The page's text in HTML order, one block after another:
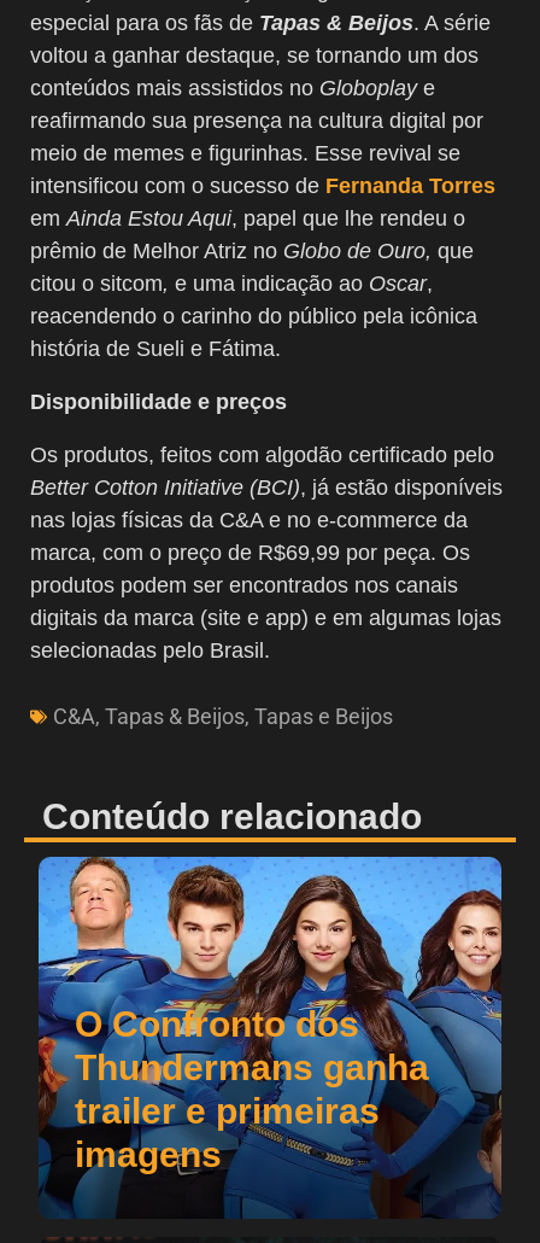
especial para os fãs de Tapas & Beijos. A série
voltou a ganhar destaque, se tornando um dos
conteúdos mais assistidos no Globoplaye
reafirmando sua presença na cultura digital por
meio de memes e figurinhas. Esse revival se
intensificou com o sucesso de Fernanda Torres
emAinda Estou Aqui, papel que lhe rendeu o
prêmio de Melhor Atriz no Globo de Ouro, que
citou o sitcom, e uma indicação ao Oscar,
reacendendo o carinho do público pela icônica
história de Sueli e Fátima.
Disponibilidade e preços
Os produtos, feitos com algodão certificado pelo
Better Cotton Initiative (BCI), já estão disponíveis
nas lojas físicas da C&A e no e-commerce da
marca, com o preço de R$69,99 por peça. Os
produtos podem ser encontrados nos canais
digitais da marca (site e app) e em algumas lojas
selecionadas pelo Brasil.
C&A, Tapas & Beijos, Tapas e Beijos
Conteúdo relacionado
O Confronto dos
Thundermans ganha
trailer e primeiras
imagens